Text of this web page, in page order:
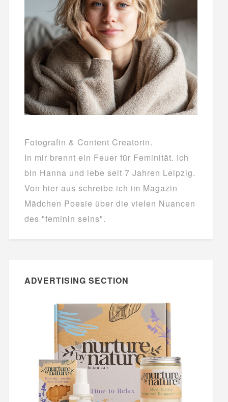
Fotografin & Content Creatorin.
In mir brennt ein Feuer für Feminität. Ich
bin Hanna und lebe seit 7 Jahren Leipzig.
Von hier aus schreibe ich im Magazin
Mädchen Poesie über die vielen Nuancen
des "feminin seins".
ADVERTISING SECTION